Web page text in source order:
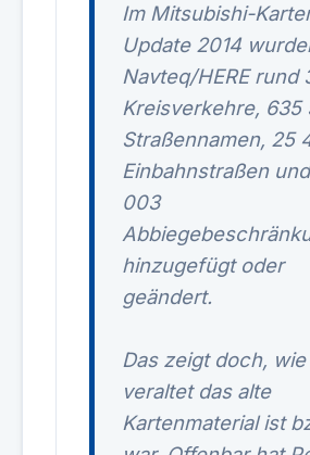
Im Mitsubishi-
Update 2014
Navteq/HERE rund
Kreisverkehre, 635
Straßennamen, 25
Einbahnstraßen
003
hinzugefügt oder
geändert.
Das zeigt doch, wie
veraltet das alte
Kartenmaterial ist